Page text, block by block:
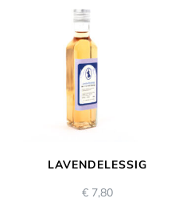
LAVENDELESSIG
€ 7,80